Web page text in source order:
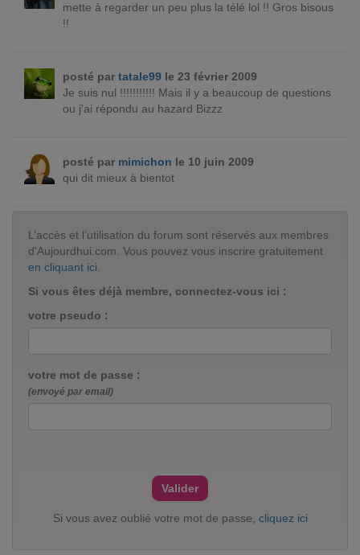
mette à regarder un peu plus la télé lol !! Gros bisous
!!
posté par tatale99le 23 février 2009
Je suis nul !!!!!!!!!!! Mais il y a beaucoup de questions
ou j'ai répondu au hazard Bizzz
posté par mimichon le 10 juin 2009
qui dit mieux à bientot
L’accès et l’utilisation du forum sont réservés aux membres
d'Aujourdhui.com. Vous pouvez vous inscrire gratuitement
en cliquant ici
Si vous êtes déjà membre, connectez-vous ici :
votre pseudo :
votre mot de passe :
(envoyé par email)
Si vous avez oublié votre mot de passe, cliquez ici